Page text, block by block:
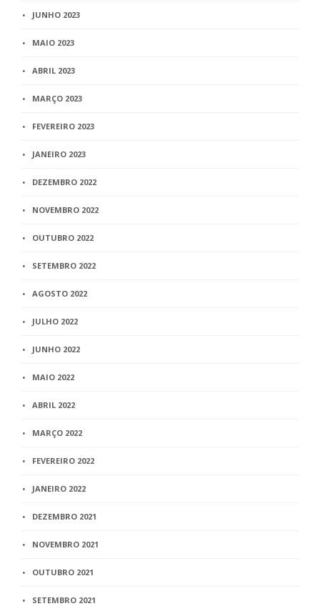
JUNHO 2023
MAIO 2023
ABRIL 2023
MARÇO 2023
FEVEREIRO 2023
JANEIRO 2023
DEZEMBRO 2022
NOVEMBRO 2022
OUTUBRO 2022
SETEMBRO 2022
AGOSTO 2022
JULHO 2022
JUNHO 2022
MAIO 2022
ABRIL 2022
MARÇO 2022
FEVEREIRO 2022
JANEIRO 2022
DEZEMBRO 2021
NOVEMBRO 2021
OUTUBRO 2021
SETEMBRO 2021